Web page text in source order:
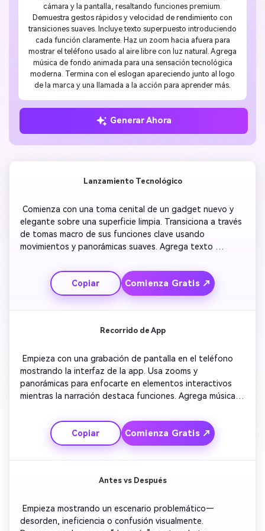
cámara y la pantalla, resaltando funciones premium.
Demuestra gestos rápidos y velocidad de rendimiento con
transiciones suaves. Incluye texto superpuesto introduciendo
cada función claramente. Haz un zoom hacia afuera para
mostrar el teléfono usado al aire libre con luz natural. Agrega
música de fondo animada para una sensación tecnológica
moderna. Termina con el eslogan apareciendo junto al logo
de la marca y una llamada a la acción para aprender más.
Generar Ahora
Lanzamiento Tecnológico
Comienza con una toma cenital de un gadget nuevo y
elegante sobre una superficie limpia. Transiciona a través
de tomas macro de sus funciones clave usando
movimientos y panorámicas suaves. Agrega texto
escenarios de uso en entornos brillantes y minimalistas.
Incluye música de fondo animada para mantener la
energía. Termina con una salida de marca que invita a los
espectadores a explorar más.
Copiar Comienza Gratis ↗
Recorrido de App
Empieza con una grabación de pantalla en el teléfono
mostrando la interfaz de la app. Usa zooms y
panorámicas para enfocarte en elementos interactivos
mientras la narración destaca funciones. Agrega música
usuario. Transiciona entre secciones suavemente para
mantener el interés. Termina con una imagen destacada
del logo de la app y una llamada a la acción para
descargar.
Copiar Comienza Gratis ↗
Antes vs Después
Empieza mostrando un escenario problemático—
desorden, ineficiencia o confusión visualmente.